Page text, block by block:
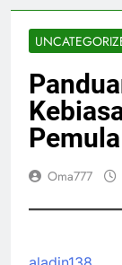
Pemula
Oma777